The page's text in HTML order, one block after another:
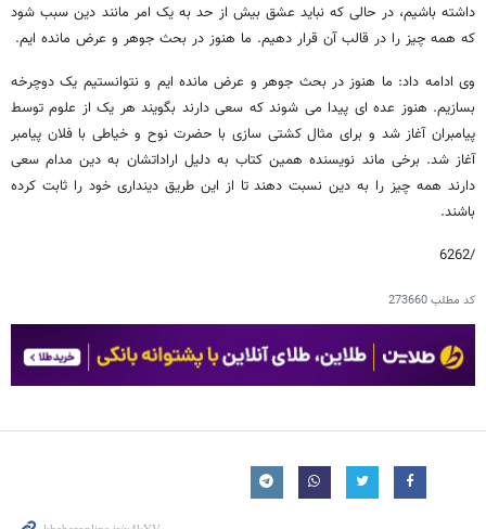
داشته باشیم، در حالی که نباید عشق بیش از حد به یک امر مانند دین سبب شود
که همه چیز را در قالب آن قرار دهیم. ما هنوز در بحث جوهر و عرض مانده ایم.
وی ادامه داد: ما هنوز در بحث جوهر و عرض مانده ایم و نتوانستیم یک دوچرخه
بسازیم. هنوز عده ای پیدا می شوند که سعی دارند بگویند هر یک از علوم توسط
پیامبران آغاز شد و برای مثال کشتی سازی با حضرت نوح و خیاطی با فلان پیامبر
آغاز شد. برخی ماند نویسنده همین کتاب به دلیل اراداتشان به دین مدام سعی
دارند همه چیز را به دین نسبت دهند تا از این طریق دینداری خود را ثابت کرده
باشند.
/6262
کد مطلب273660